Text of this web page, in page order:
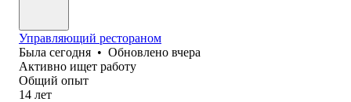
Управляющий рестораном
Была сегодня • Обновлено вчера
Активно ищет работу
Общий опыт
14 лет